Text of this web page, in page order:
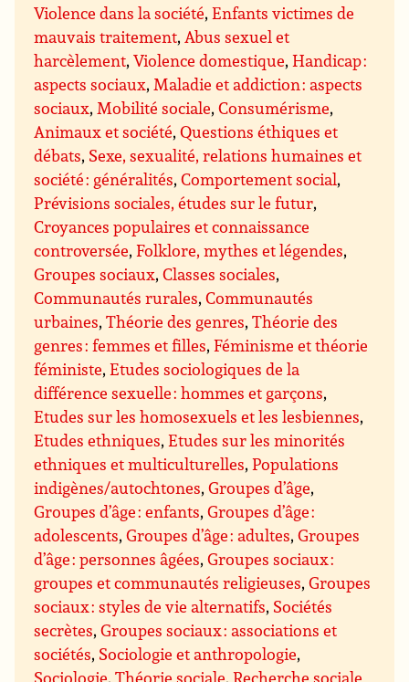
Violence dans la société,Enfants victimes de
mauvais traitement,Abus sexuel et
harcèlement,Violence domestique,Handicap :
aspects sociaux,Maladie et addiction : aspects
sociaux,Mobilité sociale,Consumérisme,
Animaux et société,Questions éthiques et
débats, Sexe, sexualité, relations humaines et
société : généralités,Comportement social,
Prévisions sociales, études sur le futur,
Croyances populaires et connaissance
controversée,Folklore, mythes et légendes,
Groupes sociaux,Classes sociales,
Communautés rurales,Communautés
urbaines,Théorie des genres,Théorie des
genres : femmes et filles,Féminisme et théorie
féministe,Etudes sociologiques de la
différence sexuelle : hommes et garçons,
Etudes sur les homosexuels et les lesbiennes,
Etudes ethniques,Etudes sur les minorités
ethniques et multiculturelles,Populations
indigènes/autochtones,Groupes d’âge,
Groupes d’âge : enfants,Groupes d’âge :
adolescents,Groupes d’âge : adultes,Groupes
d’âge : personnes âgées,Groupes sociaux :
groupes et communautés religieuses,Groupes
sociaux : styles de vie alternatifs, Sociétés
secrètes,Groupes sociaux : associations et
sociétés, Sociologie et anthropologie,
Sociologie,Théorie sociale,Recherche sociale